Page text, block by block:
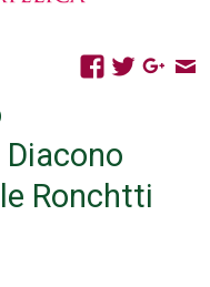
Diacono
Ronchtti